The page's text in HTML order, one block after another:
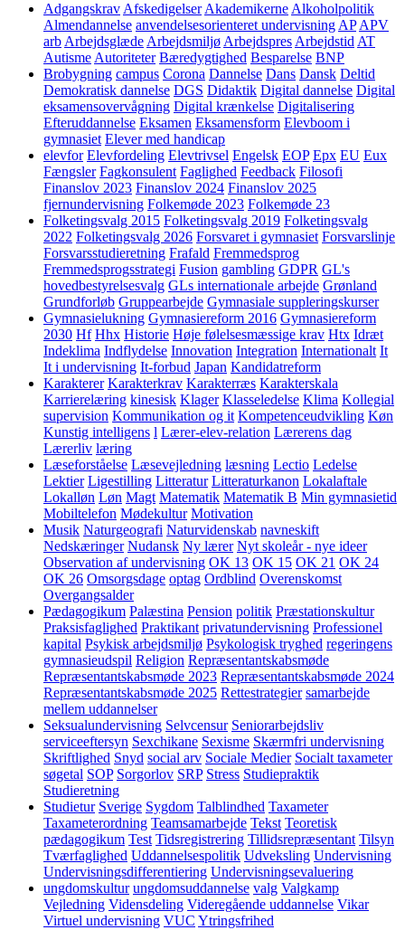
Adgangskrav Afskedigelser Akademikerne Alkoholpolitik
Almendannelse anvendelsesorienteret undervisning AP APV
arb Arbejdsglæde Arbejdsmiljø Arbejdspres Arbejdstid AT
Autisme Autoriteter Bæredygtighed Besparelse BNP
Brobygning campus Corona Dannelse Dans Dansk Deltid
Demokratisk dannelse DGS Didaktik Digital dannelse Digital
eksamensovervågning Digital krænkelse Digitalisering
Efteruddannelse Eksamen Eksamensform Elevboom i
gymnasiet Elever med handicap
elevfor Elevfordeling Elevtrivsel Engelsk EOP Epx EU Eux
Fængsler Fagkonsulent Faglighed Feedback Filosofi
Finanslov 2023 Finanslov 2024 Finanslov 2025
fjernundervisning Folkemøde 2023 Folkemøde 23
Folketingsvalg 2015 Folketingsvalg 2019 Folketingsvalg
2022 Folketingsvalg 2026 Forsvaret i gymnasiet Forsvarslinje
Forsvarsstudieretning Frafald Fremmedsprog
Fremmedsprogsstrategi Fusion gambling GDPR GL's
hovedbestyrelsesvalg GLs internationale arbejde Grønland
Grundforløb Gruppearbejde Gymnasiale suppleringskurser
Gymnasielukning Gymnasiereform 2016 Gymnasiereform
2030 Hf Hhx Historie Høje følelsesmæssige krav Htx Idræt
Indeklima Indflydelse Innovation Integration Internationalt It
It i undervisning It-forbud Japan Kandidatreform
Karakterer Karakterkrav Karakterræs Karakterskala
Karrierelæring kinesisk Klager Klasseledelse Klima Kollegial
supervision Kommunikation og it Kompetenceudvikling Køn
Kunstig intelligens l Lærer-elev-relation Lærerens dag
Lærerliv læring
Læseforståelse Læsevejledning læsning Lectio Ledelse
Lektier Ligestilling Litteratur Litteraturkanon Lokalaftale
Lokalløn Løn Magt Matematik Matematik B Min gymnasietid
Mobiltelefon Mødekultur Motivation
Musik Naturgeografi Naturvidenskab navneskift
Nedskæringer Nudansk Ny lærer Nyt skoleår - nye ideer
Observation af undervisning OK 13 OK 15 OK 21 OK 24
OK 26 Omsorgsdage optag Ordblind Overenskomst
Overgangsalder
Pædagogikum Palæstina Pension politik Præstationskultur
Praksisfaglighed Praktikant privatundervisning Professionel
kapital Psykisk arbejdsmiljø Psykologisk tryghed regeringens
gymnasieudspil Religion Repræsentantskabsmøde
Repræsentantskabsmøde 2023 Repræsentantskabsmøde 2024
Repræsentantskabsmøde 2025 Rettestrategier samarbejde
mellem uddannelser
Seksualundervisning Selvcensur Seniorarbejdsliv
serviceeftersyn Sexchikane Sexisme Skærmfri undervisning
Skriftlighed Snyd social arv Sociale Medier Socialt taxameter
søgetal SOP Sorgorlov SRP Stress Studiepraktik
Studieretning
Studietur Sverige Sygdom Talblindhed Taxameter
Taxameterordning Teamsamarbejde Tekst Teoretisk
pædagogikum Test Tidsregistrering Tillidsrepræsentant Tilsyn
Tværfaglighed Uddannelsespolitik Udveksling Undervisning
Undervisningsdifferentiering Undervisningsevaluering
ungdomskultur ungdomsuddannelse valg Valgkamp
Vejledning Vidensdeling Videregående uddannelse Vikar
Virtuel undervisning VUC Ytringsfrihed